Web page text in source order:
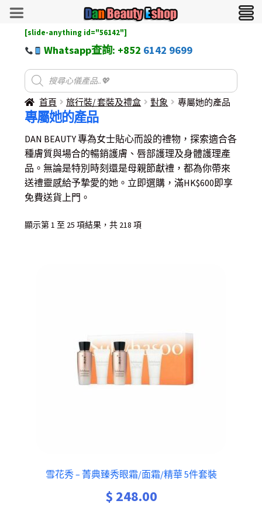
[slide-anything id="56142"]
Whatsapp查詢: +852 6142 9699
首頁 旅行裝/ 套裝及禮盒 對象 專屬她的產品
專屬她的產品
DAN BEAUTY 專為女士貼心而設的禮物，探索適合各
種膚質與場合的暢銷護膚、唇部護理及身體護理產
品。無論是特別時刻還是母親節獻禮，都為你帶來
送禮靈感給予摯愛的她。立即選購，滿HK$600即享
免費送貨上門。
顯示第 1 至 25 項結果，共 218 項Sorted
雪花秀 – 菁典臻秀眼霜/面霜/精華 5件套裝
$ 248.00